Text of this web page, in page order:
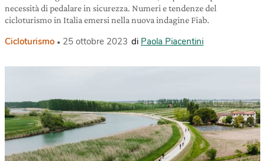
necessità di pedalare in sicurezza. Numeri e tendenze del
cicloturismo in Italia emersi nella nuova indagine Fiab.
Cicloturismo 25 ottobre 2023 di Paola Piacentini